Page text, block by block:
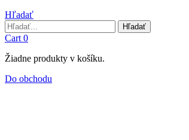
Hľadať
Hľadať
Hľadať
Cart 0
Žiadne produkty v košíku.
Do obchodu